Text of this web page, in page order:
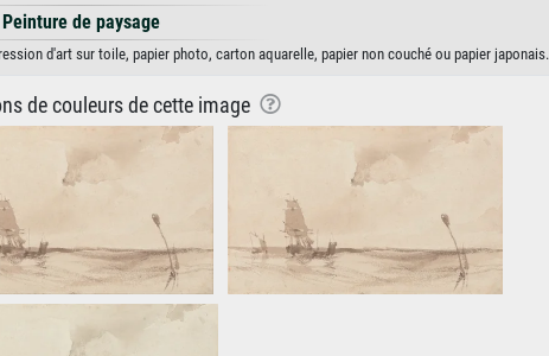
Peinture de paysage
d'art sur toile, papier photo, carton aquarelle, papier non couché ou papier japonais.
de couleurs de cette image